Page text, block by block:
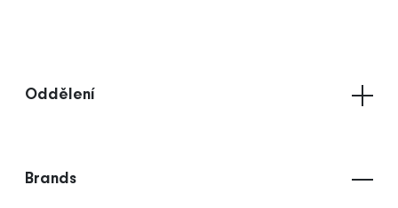
Oddělení
Brands